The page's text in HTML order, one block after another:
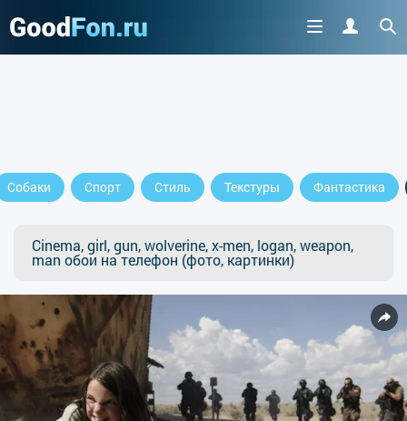
Собаки Спорт Стиль Текстуры Фантастика
Cinema, girl, gun, wolverine, x-men, logan, weapon,
man обои на телефон (фото, картинки)